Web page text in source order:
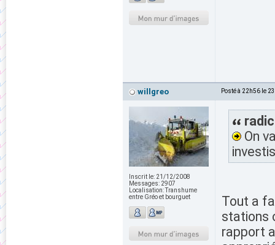
willgreo Posté à 22h56 le
Inscrit le: 21/12/2008
Messages: 2907
Localisation:Transhume
entre Gréo et bourguet
On
Tout a
stations
rapport